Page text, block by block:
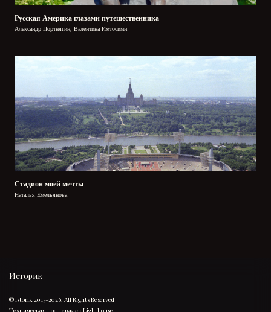
Русская Америка глазами путешественника
Александр Портнягин, Валентина Имтосими
Стадион моей мечты
Наталья Емельянова
Историк
© Istorik 2015-2026. All Rights Reserved
Техническая поддержка: Lighthouse